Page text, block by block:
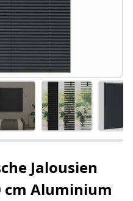
Jalousien
cm Aluminium